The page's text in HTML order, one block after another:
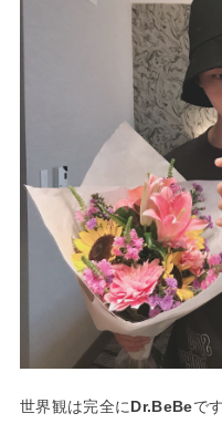
世界観は完全にDr.BeBeで